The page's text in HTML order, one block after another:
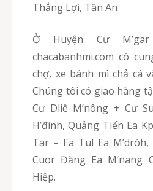
Thắng Lợi, Tân An
Ở Huyện Cư M’gar của Đắk Lắk,
chacabanhmi.com có
chợ, xe bánh mì chả cá
Chúng tôi có giao hàng
Cư Dliê M’nông + Cư
H’đinh, Quảng Tiến Ea
Tar – Ea Tul Ea
Cuor Đăng Ea M’nang
Hiệp.